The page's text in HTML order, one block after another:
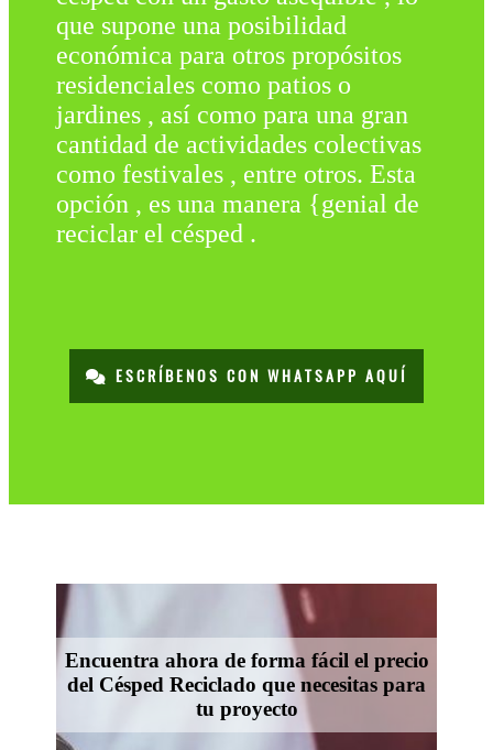
que supone una posibilidad
económica para otros propósitos
residenciales como patios o
jardines , así como para una gran
cantidad de actividades colectivas
como festivales , entre otros. Esta
opción , es una manera {genial de
reciclar el césped .
ESCRÍBENOS CON WHATSAPP AQUÍ
Encuentra ahora de forma fácil el precio
del Césped Reciclado que necesitas para
tu proyecto